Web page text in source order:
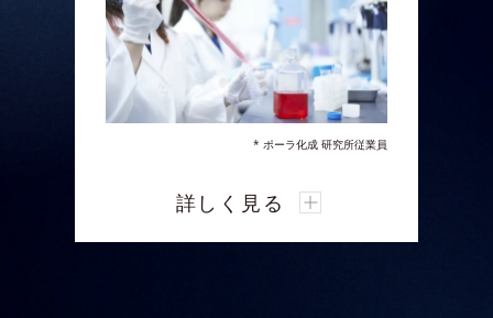
* ポーラ化成 研究所従業員
「遊走」に着目。
真皮の線維芽細胞の「遊走」には“細胞
詳しく見る